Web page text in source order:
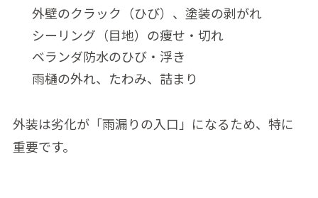
外壁のクラック（ひび）、塗装の剥がれ
シーリング（目地）の痩せ・切れ
ベランダ防水のひび・浮き
雨樋の外れ、たわみ、詰まり
外装は劣化が「雨漏りの入口」になるため、特に
重要です。